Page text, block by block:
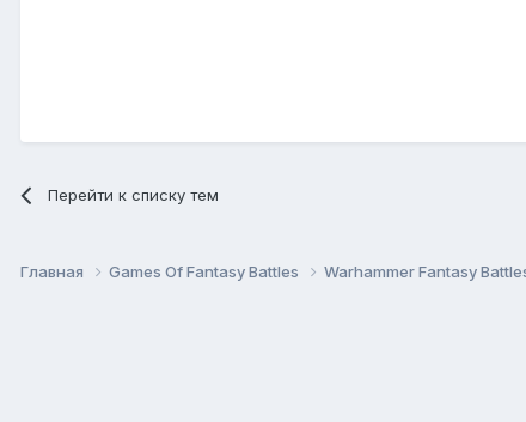
Перейти к списку тем
Главная Games Of Fantasy Battles Warhammer Fantasy